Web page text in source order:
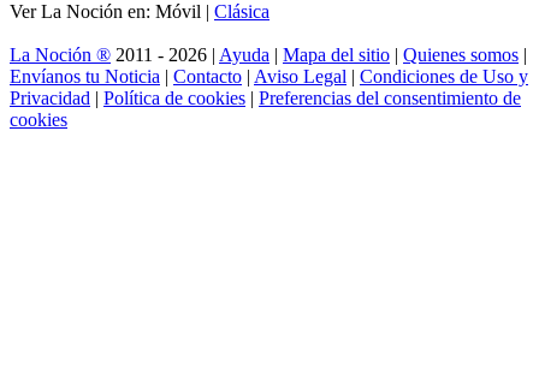
Ver La Noción en: Móvil | Clásica
La Noción ® 2011 - 2026 | Ayuda | Mapa del sitio | Quienes somos |
Envíanos tu Noticia | Contacto | Aviso Legal | Condiciones de Uso y
Privacidad | Política de cookies | Preferencias del consentimiento de
cookies